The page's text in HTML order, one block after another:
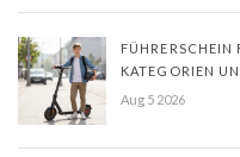
FÜHRERSCHEIN
KATEGORIEN
Aug 5 2026